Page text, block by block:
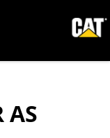
AS